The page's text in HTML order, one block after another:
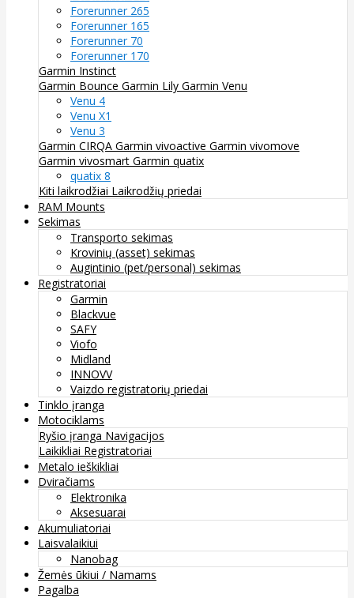
Forerunner 265
Forerunner 165
Forerunner 70
Forerunner 170
Garmin Instinct
Garmin Bounce Garmin Lily Garmin Venu
Venu 4
Venu X1
Venu 3
Garmin CIRQA Garmin vivoactive Garmin vivomove
Garmin vivosmart Garmin quatix
quatix 8
Kiti laikrodžiai Laikrodžių priedai
RAM Mounts
Sekimas
Transporto sekimas
Krovinių (asset) sekimas
Augintinio (pet/personal) sekimas
Registratoriai
Garmin
Blackvue
SAFY
Viofo
Midland
INNOVV
Vaizdo registratorių priedai
Tinklo įranga
Motociklams
Ryšio įranga Navigacijos
Laikikliai Registratoriai
Metalo ieškikliai
Dviračiams
Elektronika
Aksesuarai
Akumuliatoriai
Laisvalaikiui
Nanobag
Žemės ūkiui / Namams
Pagalba